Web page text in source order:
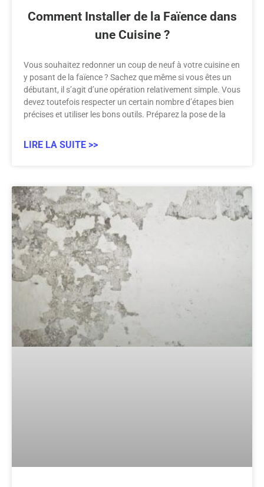
Comment Installer de la Faïence dans
une Cuisine ?
Vous souhaitez redonner un coup de neuf à votre cuisine en
y posant de la faïence ? Sachez que même si vous êtes un
débutant, il s’agit d’une opération relativement simple. Vous
devez toutefois respecter un certain nombre d’étapes bien
précises et utiliser les bons outils. Préparez la pose de la
LIRE LA SUITE >>